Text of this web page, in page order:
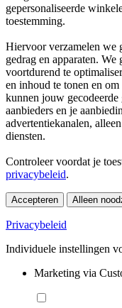
gepersonaliseerde
toestemming.
Hiervoor verzamelen we
gedrag en apparaten.
voortdurend te
en inhoud te tonen en
kunnen jouw gecodeerde
aanbieders en je
advertentiekanalen,
diensten.
Controleer voordat je
privacybeleid.
Accepteren Alleen
Privacybeleid
Individuele instellingen
Marketing via